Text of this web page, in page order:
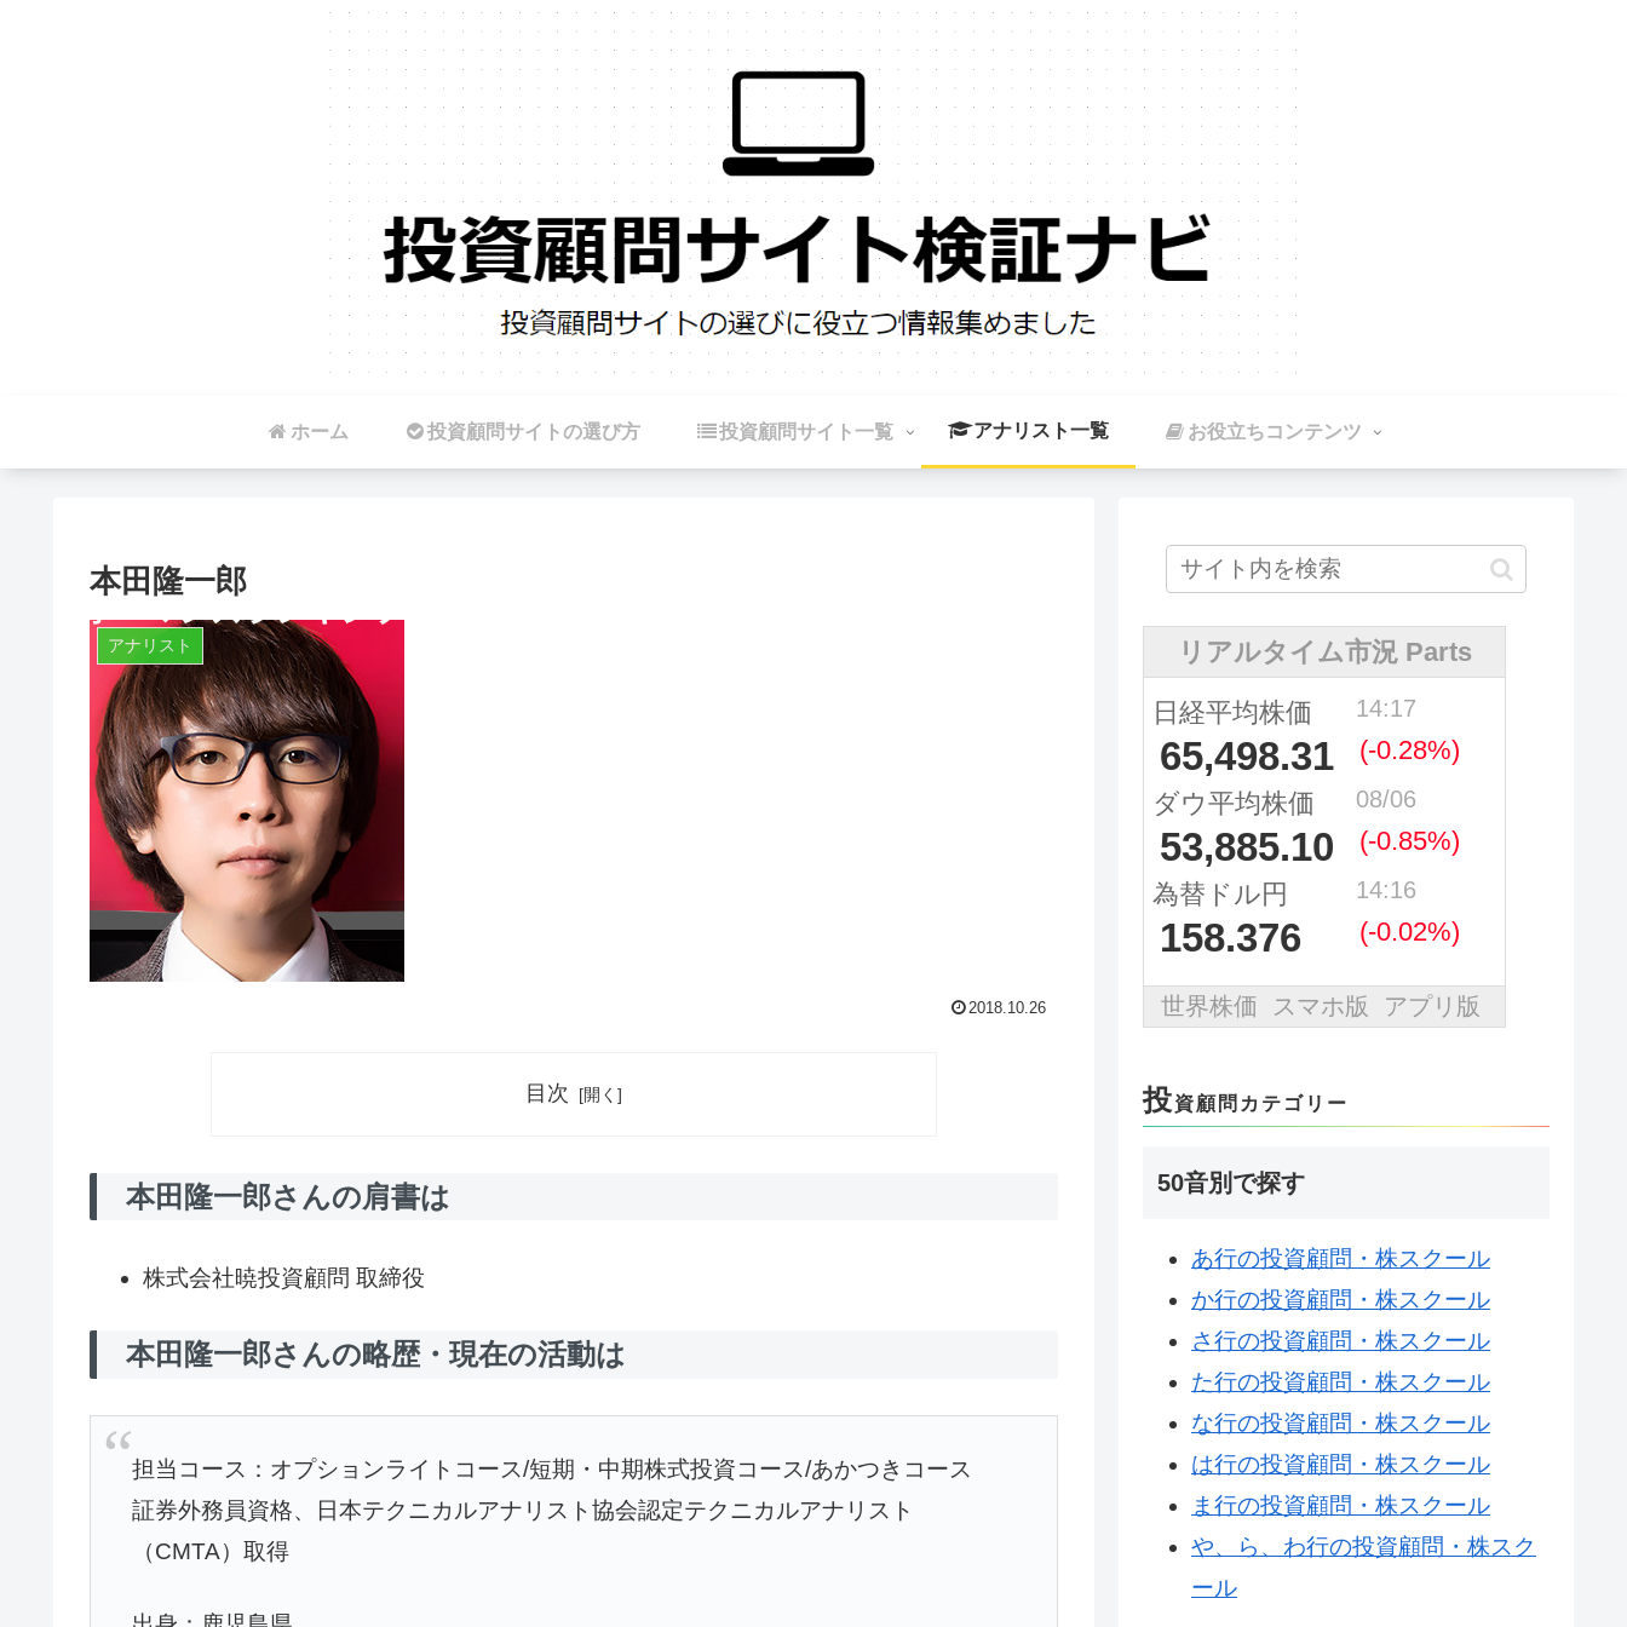
ホーム 投資顧問サイトの選び方 投資顧問サイト一覧 アナリスト一覧 お役立ちコンテンツ
本田隆一郎
アナリスト
2018.10.26
目次
本田隆一郎さんの肩書は
株式会社暁投資顧問 取締役
本田隆一郎さんの略歴・現在の活動は
担当コース：オプションライトコース/短期・中期株式投資コース/あかつきコース
証券外務員資格、日本テクニカルアナリスト協会認定テクニカルアナリスト
（CMTA）取得
投資顧問カテゴリー
50音別で探す
あ行の投資顧問・株スクール
か行の投資顧問・株スクール
さ行の投資顧問・株スクール
た行の投資顧問・株スクール
な行の投資顧問・株スクール
は行の投資顧問・株スクール
ま行の投資顧問・株スクール
や、ら、わ行の投資顧問・株スク
ール